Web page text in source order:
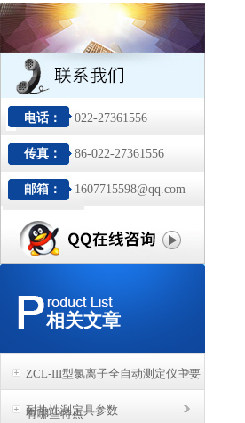
电话： 022-27361556
传真： 86-022-27361556
邮箱： 1607715598@qq.com
相关文章
ZCL-III型氯离子全自动测定仪主要
有哪些特点
耐热性测定具参数